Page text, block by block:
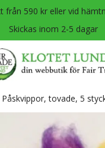
från 590 kr eller vid
Skickas inom 2-5 dagar
Påskvippor, tovade, 5